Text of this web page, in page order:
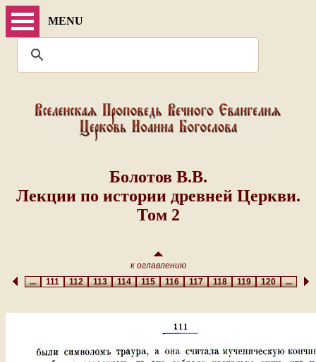
MENU
Болотов В.В.
Лекции по истории древней Церкви.
Том 2
к оглавлению
... 111 112113114115116117118119120...